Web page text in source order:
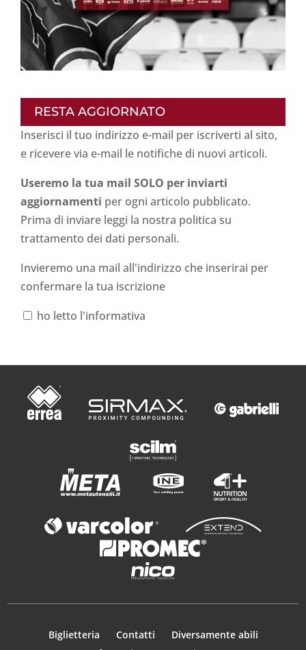
RESTA AGGIORNATO
Inserisci il tuo indirizzo e-mail per iscriverti al sito,
e ricevere via e-mail le notifiche di nuovi articoli.
Useremo la tua mail SOLO per inviarti
aggiornamenti per ogni articolo pubblicato.
Prima di inviare leggi la nostra politica su
trattamento dei dati personali.
Invieremo una mail all'indirizzo che inserirai per
confermare la tua iscrizione
ho letto l'informativa
Biglietteria Contatti
Diversamente abili